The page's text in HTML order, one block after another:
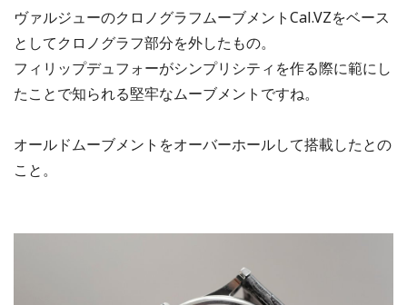
ヴァルジューのクロノグラフムーブメントCal.VZをベース
としてクロノグラフ部分を外したもの。
フィリップデュフォーがシンプリシティを作る際に範にし
たことで知られる堅牢なムーブメントですね。
オールドムーブメントをオーバーホールして搭載したとの
こと。